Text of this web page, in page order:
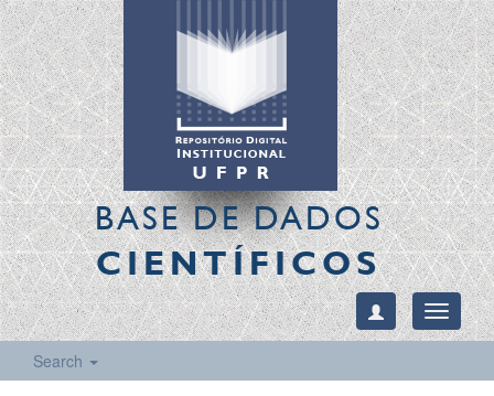
BASE DE DADOS
CIENTÍFICOS
Toggle
Search